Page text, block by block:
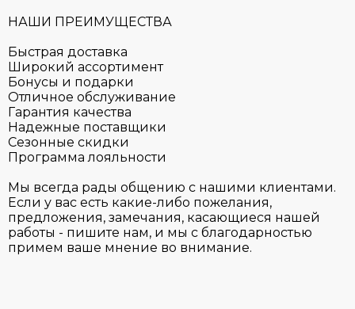
НАШИ ПРЕИМУЩЕСТВА
Быстрая доставка
Широкий ассортимент
Бонусы и подарки
Отличное обслуживание
Гарантия качества
Надежные поставщики
Сезонные скидки
Программа лояльности
Мы всегда рады общению с нашими клиентами.
Если у вас есть какие-либо пожелания,
предложения, замечания, касающиеся нашей
работы - пишите нам, и мы с благодарностью
примем ваше мнение во внимание.